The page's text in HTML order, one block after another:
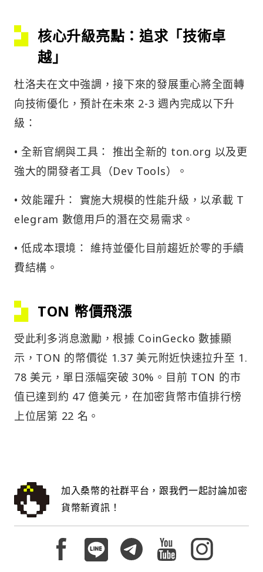
核心升級亮點：追求「技術卓
越」
杜洛夫在文中強調，接下來的發展重心將全面轉
向技術優化，預計在未來 2-3 週內完成以下升
級：
• 全新官網與工具： 推出全新的 ton.org 以及更
強大的開發者工具（Dev Tools）。
• 效能躍升： 實施大規模的性能升級，以承載 T
elegram 數億用戶的潛在交易需求。
• 低成本環境： 維持並優化目前趨近於零的手續
費結構。
TON 幣價飛漲
受此利多消息激勵，根據 CoinGecko 數據顯
示，TON 的幣價從 1.37 美元附近快速拉升至 1.
78 美元，單日漲幅突破 30%。目前 TON 的市
值已達到約 47 億美元，在加密貨幣市值排行榜
上位居第 22 名。
加入桑幣的社群平台，跟我們一起討論加密
貨幣新資訊！